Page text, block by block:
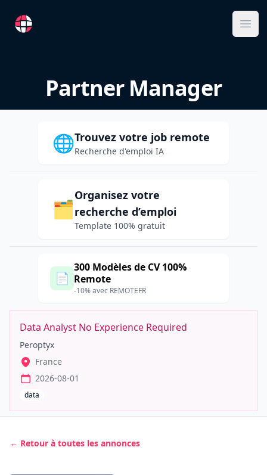
RemoteFR
Partner Manager
🌐Trouvez votre job remote
Recherche d'emploi IA
🗂️
Organisez votre
recherche d’emploi
Template 100% gratuit
📄
300 Modèles de CV 100%
Remote
-10% avec REMOTEFR
Data Analyst No Experience Required
Peroptyx
France
2026-08-01
data
← Retour à toutes les annonces